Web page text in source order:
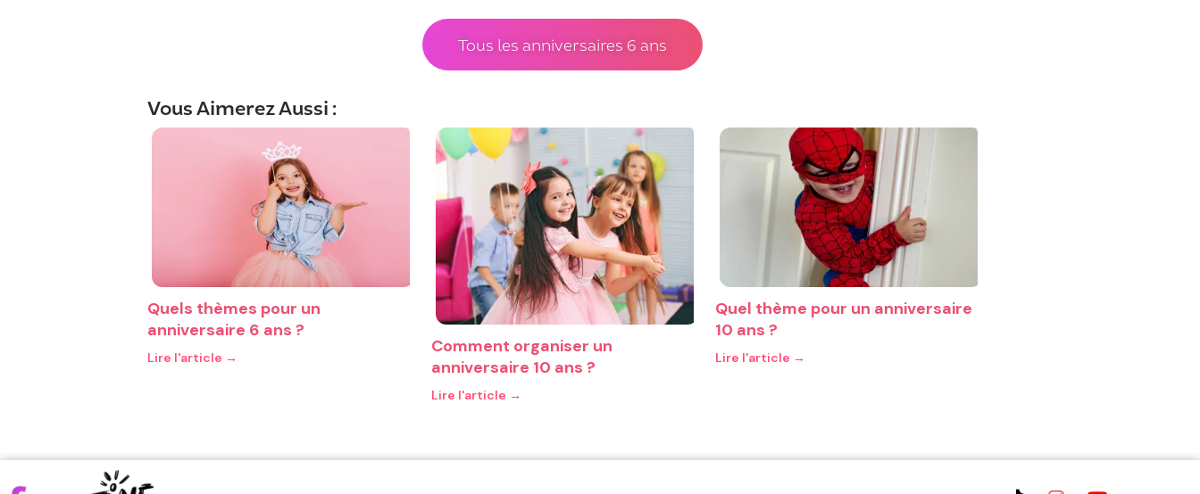
Tous les anniversaires 6 ans
Vous Aimerez Aussi :
Quels thèmes pour un
anniversaire 6 ans ?
Comment organiser un
anniversaire 10 ans ?
Quel thème pour un anniversaire
10 ans ?